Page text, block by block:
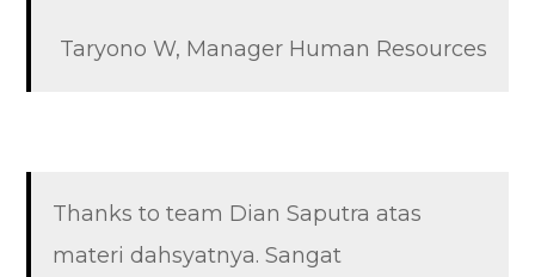
Taryono W, Manager Human Resources
Thanks to team Dian Saputra atas
materi dahsyatnya. Sangat